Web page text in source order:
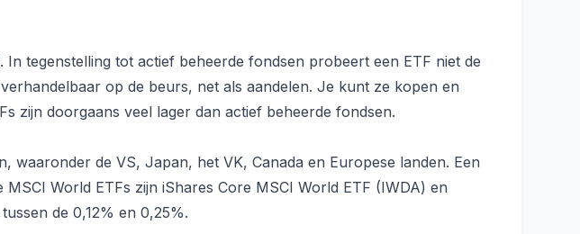
tegenstelling tot actief beheerde fondsen probeert een ETF niet de
op de beurs, net als aandelen. Je kunt ze kopen en
zijn doorgaans veel lager dan actief beheerde fondsen.
waaronder de VS, Japan, het VK, Canada en Europese landen. Een
World ETFs zijn iShares Core MSCI World ETF (IWDA) en
de 0,12% en 0,25%.